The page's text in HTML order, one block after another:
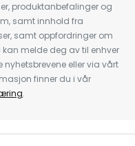
produktanbefalinger og
samt innhold fra
samt oppfordringer om
melde deg av til enhver
eller via vårt
finner du i vår
.